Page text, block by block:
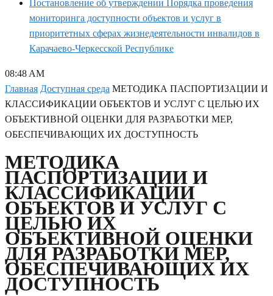
Постановление об утверждении Порядка проведения
мониторинга доступности объектов и услуг в
приоритетных сферах жизнедеятельности инвалидов в
Карачаево-Черкесской Республике
08:48 AM
Главная Доступная среда МЕТОДИКА ПАСПОРТИЗАЦИИ И
КЛАССИФИКАЦИИ ОБЪЕКТОВ И УСЛУГ С ЦЕЛЬЮ ИХ
ОБЪЕКТИВНОЙ ОЦЕНКИ ДЛЯ РАЗРАБОТКИ МЕР,
ОБЕСПЕЧИВАЮЩИХ ИХ ДОСТУПНОСТЬ
МЕТОДИКА
ПАСПОРТИЗАЦИИ И
КЛАССИФИКАЦИИ
ОБЪЕКТОВ И УСЛУГ С
ЦЕЛЬЮ ИХ
ОБЪЕКТИВНОЙ ОЦЕНКИ
ДЛЯ РАЗРАБОТКИ МЕР,
ОБЕСПЕЧИВАЮЩИХ ИХ
ДОСТУПНОСТЬ